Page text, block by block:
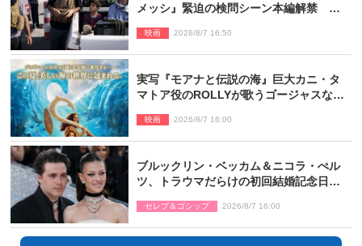
メッシ』緊迫の検問シーン本編解禁 監
映画 2026/8/7 16:50
実写『モアナと伝説の海』巨大カニ・タ
マトア役のROLLYが歌うゴージャスな劇
映画 2026/8/7 16:00
ブルックリン・ベッカム＆ニコラ・ぺル
ツ、トラウマだらけの初回結婚記念日は
セレブ＆ゴシップ 2026/8/7 16:00